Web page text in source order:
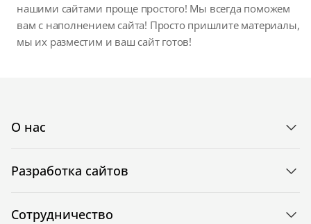
нашими сайтами проще простого! Мы всегда поможем
вам с наполнением сайта! Просто пришлите материалы,
мы их разместим и ваш сайт готов!
О нас
Разработка сайтов
Сотрудничество